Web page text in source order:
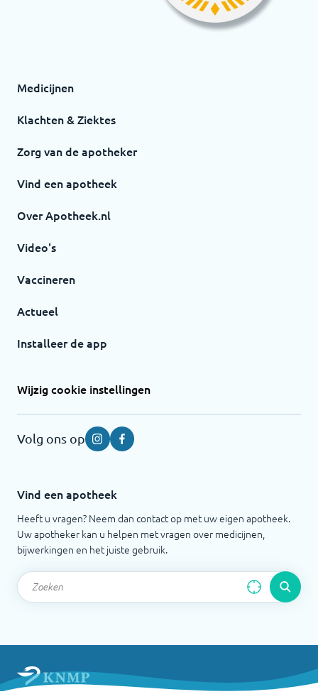
Medicijnen
Klachten & Ziektes
Zorg van de apotheker
Vind een apotheek
Over Apotheek.nl
Video's
Vaccineren
Actueel
Installeer de app
Wijzig cookie instellingen
Volg ons op InstagramFacebook
Vind een apotheek
Heeft u vragen? Neem dan contact op met uw eigen apotheek.
Uw apotheker kan u helpen met vragen over medicijnen,
bijwerkingen en het juiste gebruik.